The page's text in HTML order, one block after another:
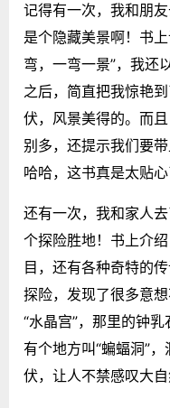
记得有一次，我和朋
是个隐藏美景啊！书
弯，一弯一景”，我还
之后，简直把我惊艳
伏，风景美得的。而
别多，还提示我们要
哈哈，这书真是太贴心
还有一次，我和家人
个探险胜地！书上介
目，还有各种奇特的
探险，发现了很多意
“水晶宫”，那里的钟
有个地方叫“蝙蝠洞”
伏，让人不禁感叹大自